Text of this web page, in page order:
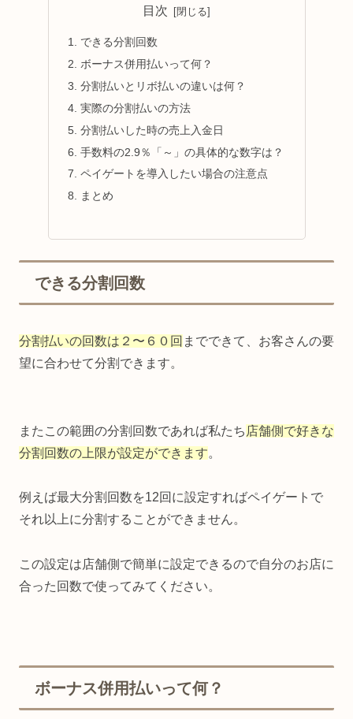
目次
できる分割回数
ボーナス併用払いって何？
分割払いとリボ払いの違いは何？
実際の分割払いの方法
分割払いした時の売上入金日
手数料の2.9％「～」の具体的な数字は？
ペイゲートを導入したい場合の注意点
まとめ
できる分割回数
分割払いの回数は２〜６０回 までできて、お客さんの要
望に合わせて分割できます。
またこの範囲の分割回数であれば私たち 店舗側で好きな
分割回数の上限が設定ができます。
例えば最大分割回数を12回に設定すればペイゲートで
それ以上に分割することができません。
この設定は店舗側で簡単に設定できるので自分のお店に
合った回数で使ってみてください。
ボーナス併用払いって何？